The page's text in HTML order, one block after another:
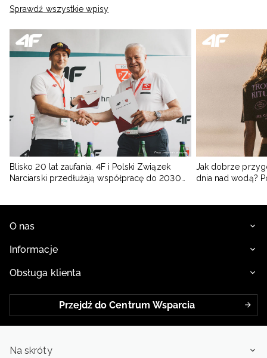
Sprawdź wszystkie wpisy
Blisko 20 lat zaufania. 4F i Polski Związek
Narciarski przedłużają współpracę do 2030
Jak dobrze
dnia nad wodą?
O nas
Informacje
Obsługa klienta
Przejdź do Centrum Wsparcia
Na skróty